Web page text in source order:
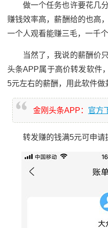
做一个任务也许要花几
赚钱效率高，薪酬给的也高
一个人观看能赚三毛，一千
当然了，我说的薪酬价
头条APP属于高价转发软件
5元左右的薪酬，用此软件做
金刚头条APP： 官方
转发赚的钱满5元可申请